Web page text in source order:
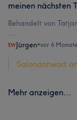
meinen nächsten
Behandelt von
Jürgen•vor 6
Salonantwort
Mehr anzeigen...